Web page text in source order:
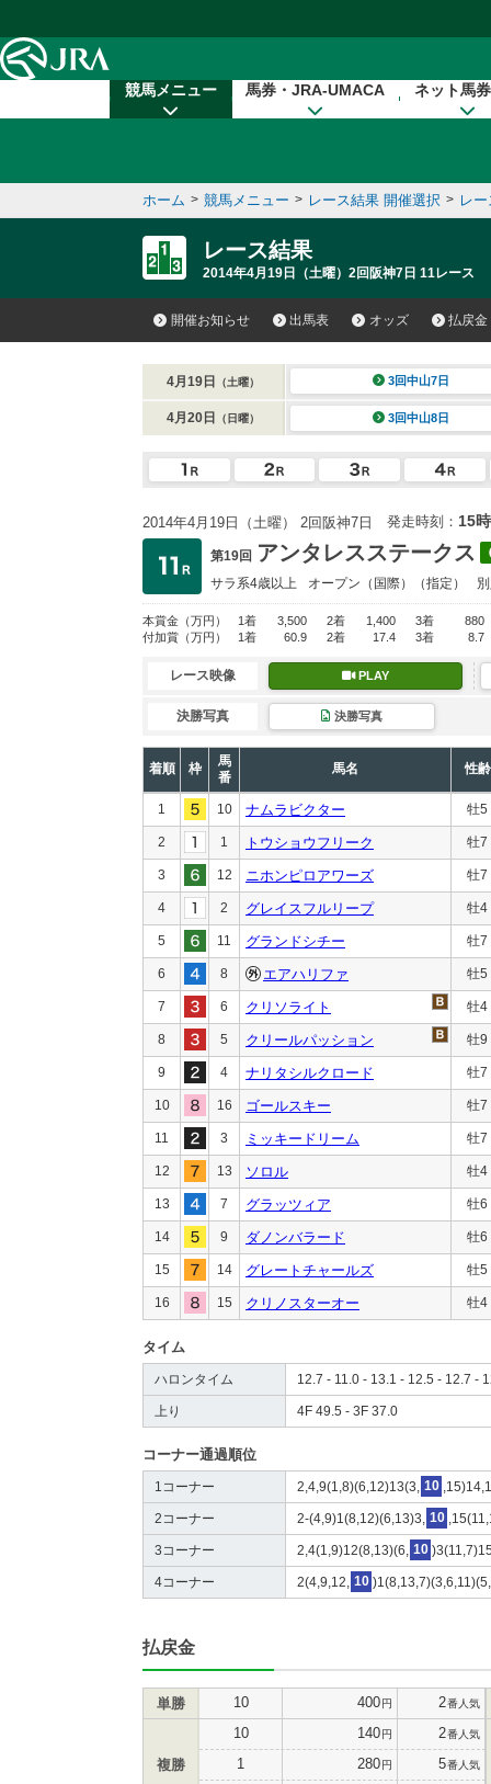
競馬メニュー 馬券・JRA-UMACA ネット馬
ホーム > 競馬メニュー > レース結果 開催選択 > レ
レース結果
2014年4月19日（土曜）2回阪神7日 11レース
開催お知らせ 出馬表 オッズ 払戻金
4月19日 （土曜） 3回中山7日
4月20日 （日曜） 3回中山8日
2014年4月19日（土曜） 2回阪神7日 発走時刻： 15
第19回 アンタレスステークス
サラ系4歳以上 オープン （国際）（指定）
本賞金 （万円） 1着 3,500 2着 1,400 3着
880
付加賞 （万円） 1着 60.9 2着 17.4 3着 8.7
レース映像 PLAY
決勝写真 決勝写真
着順 枠
馬
番
馬名 性齢
1 10 ナムラビクター 牡5
2 1 トウショウフリーク 牡7
3 12 ニホンピロアワーズ 牡7
4 2 グレイスフルリープ 牡4
5 11 グランドシチー 牡7
6 8 エアハリファ 牡5
7 6 クリソライト 牡4
8 5 クリールパッション 牡9
9 4 ナリタシルクロード 牡7
10 16 ゴールスキー 牡7
11 3 ミッキードリーム 牡7
12 13 ソロル 牡4
13 7 グラッツィア 牡6
14 9 ダノンバラード 牡6
15 14 グレートチャールズ 牡5
16 15 クリノスターオー 牡4
タイム
ハロンタイム 12.7 - 11.0 - 13.1 - 12.5 - 12.7 -
上り 4F 49.5 - 3F 37.0
コーナー通過順位
1コーナー 2,4,9(1,8)(6,12)13(3, 10
2コーナー 2-(4,9)1(8,12)(6,13)3, 10
3コーナー 2,4(1,9)12(8,13)(6, 10
4コーナー 2(4,9,12, 10
払戻金
単勝 10 400円 2番人気
複勝
10 140円 2番人気
1 280円 5番人気